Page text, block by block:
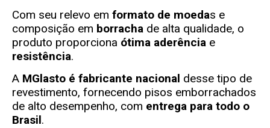
Com seu relevo em formato de moedas e
composição em borracha de alta qualidade, o
produto proporciona ótima aderência e
resistência.
A MGlasto é fabricante nacional desse tipo de
revestimento, fornecendo pisos emborrachados
de alto desempenho, com entrega para todo o
Brasil.